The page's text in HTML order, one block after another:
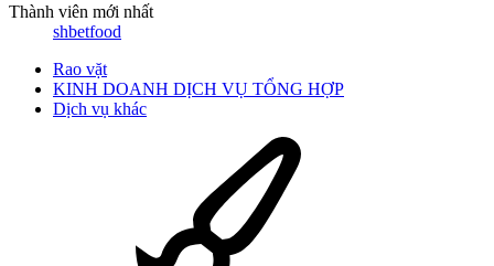
Thành viên mới nhất
shbetfood
Rao vặt
KINH DOANH DỊCH VỤ TỔNG HỢP
Dịch vụ khác